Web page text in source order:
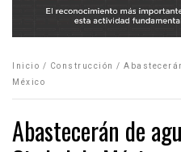
Inicio / Construcción /
México
Abastecerán de